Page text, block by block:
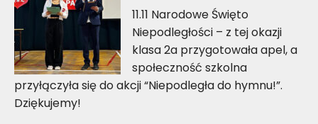
11.11 Narodowe Święto
Niepodległości – z tej okazji
klasa 2a przygotowała apel, a
społeczność szkolna
przyłączyła się do akcji “Niepodległa do hymnu!”.
Dziękujemy!